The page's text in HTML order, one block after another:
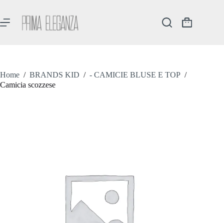
contenuto
Carrello
Home / BRANDS KID / - CAMICIE BLUSE E TOP /
Camicia scozzese